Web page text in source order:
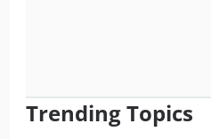
Trending Topics